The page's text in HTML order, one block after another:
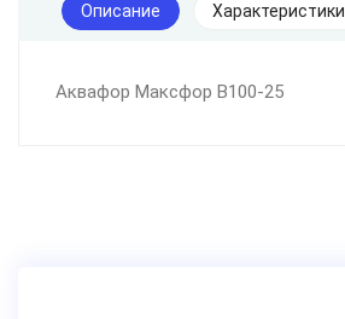
Описание Характеристики
Аквафор Максфор В100-25